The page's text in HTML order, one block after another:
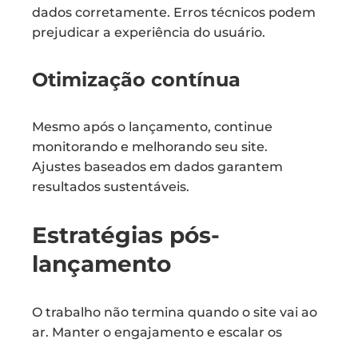
dados corretamente. Erros técnicos podem
prejudicar a experiência do usuário.
Otimização contínua
Mesmo após o lançamento, continue
monitorando e melhorando seu site.
Ajustes baseados em dados garantem
resultados sustentáveis.
Estratégias pós-
lançamento
O trabalho não termina quando o site vai ao
ar. Manter o engajamento e escalar os